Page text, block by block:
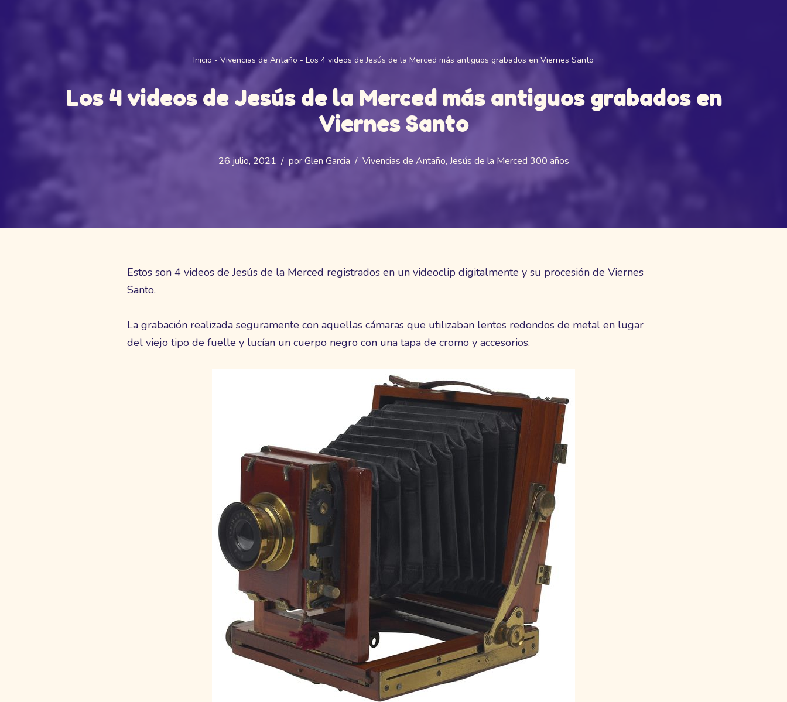
Inicio - Vivencias de Antaño - Los 4 videos de Jesús de la Merced más antiguos grabados en Viernes Santo
Los 4 videos de Jesús de la Merced más antiguos grabados en
Viernes Santo
26 julio, 2021 porGlen Garcia Vivencias de Antaño, Jesús de la Merced 300 años
Estos son 4 videos de Jesús de la Merced registrados en un videoclip digitalmente y su procesión de Viernes
Santo.
La grabación realizada seguramente con aquellas cámaras que utilizaban lentes redondos de metal en lugar
del viejo tipo de fuelle y lucían un cuerpo negro con una tapa de cromo y accesorios.